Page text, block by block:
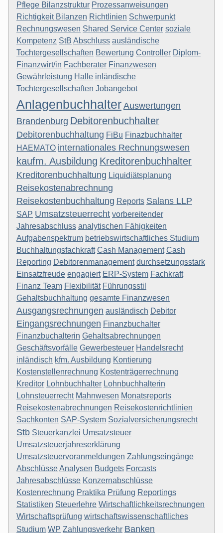
Pflege Bilanzstruktur Prozessanweisungen
Richtigkeit Bilanzen Richtlinien Schwerpunkt
Rechnungswesen Shared Service Center soziale
Kompetenz StB Abschluss ausländische
Tochtergesellschaften Bewertung Controller Diplom-
Finanzwirt/in Fachberater Finanzwesen
Gewährleistung Halle inländische
Tochtergesellschaften Jobangebot
Anlagenbuchhalter Auswertungen
Brandenburg Debitorenbuchhalter
Debitorenbuchhaltung FiBu Finazbuchhalter
HAEMATO internationales Rechnungswesen
kaufm. Ausbildung Kreditorenbuchhalter
Kreditorenbuchhaltung Liquidiätsplanung
Reisekostenabrechnung
Reisekostenbuchhaltung Reports Salans LLP
SAP Umsatzsteuerrecht vorbereitender
Jahresabschluss analytischen Fähigkeiten
Aufgabenspektrum betriebswirtschaftliches Studium
Buchhaltungsfachkraft Cash Management Cash
Reporting Debitorenmanagement durchsetzungsstark
Einsatzfreude engagiert ERP-System Fachkraft
Finanz Team Flexibilität Führungsstil
Gehaltsbuchhaltung gesamte Finanzwesen
Ausgangsrechnungen ausländisch Debitor
Eingangsrechnungen Finanzbuchalter
Finanzbuchalterin Gehaltsabrechnungen
Geschäftsvorfälle Gewerbesteuer Handelsrecht
inländisch kfm. Ausbildung Kontierung
Kostenstellenrechnung Kostenträgerrechnung
Kreditor Lohnbuchhalter Lohnbuchhalterin
Lohnsteuerrecht Mahnwesen Monatsreports
Reisekostenabrechnungen Reisekostenrichtlinien
Sachkonten SAP-System Sozialversicherungsrecht
Stb Steuerkanzlei Umsatzsteuer
Umsatzsteuerjahreserklärung
Umsatzsteuervoranmeldungen Zahlungseingänge
AbschlüsseAnalysen Budgets Forcasts
Jahresabschlüsse Konzernabschlüsse
Kostenrechnung Praktika Prüfung Reportings
Statistiken Steuerlehre Wirtschaftlichkeitsrechnungen
Wirtschaftsprüfung wirtschaftswissenschaftliches
Studium WP Zahlungsverkehr Banken